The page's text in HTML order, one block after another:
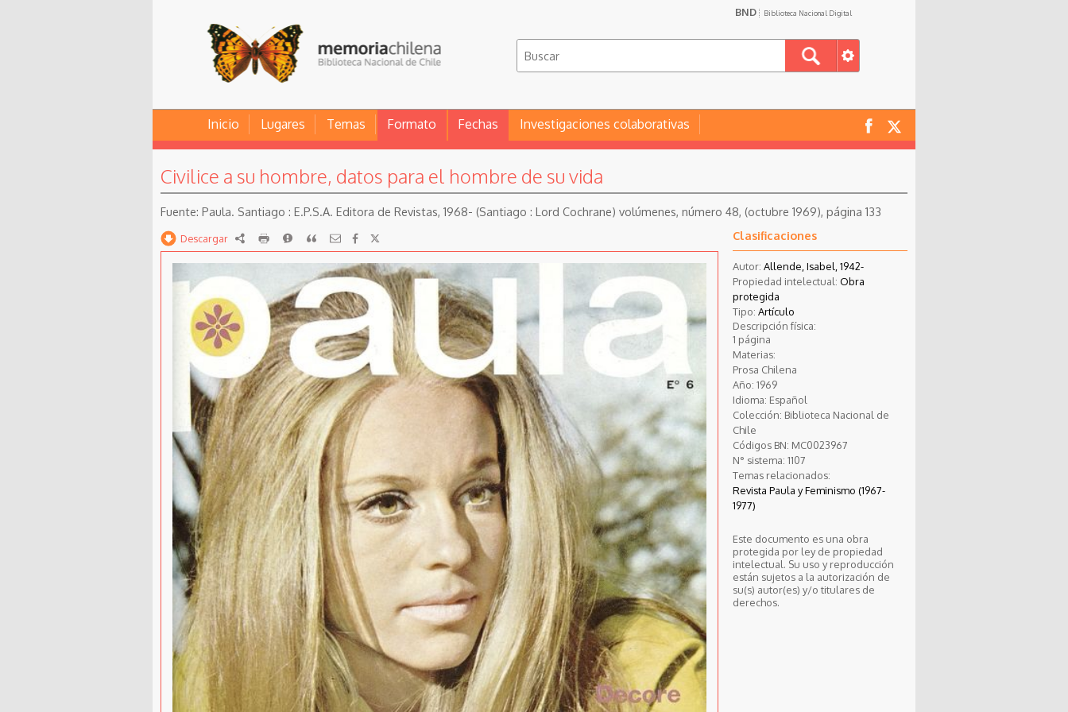
BND Biblioteca Nacional Digital
Inicio Lugares Temas Formato Fechas Investigaciones colaborativas
Civilice a su hombre, datos para el hombre de su vida
Paula. Santiago : E.P.S.A. Editora de Revistas, 1968- (Santiago : Lord Cochrane) volúmenes, número 48, (octubre 1969), página 133
Descargar RDF imprimirReportarCitar Clasificaciones
Autor: Allende, Isabel, 1942-
Propiedad intelectual: Obra
protegida
Tipo: Artículo
Descripción física:
1 página
Materias:
Prosa Chilena
Año: 1969
Idioma: Español
Colección: Biblioteca Nacional de
Chile
Códigos BN: MC0023967
N° sistema: 1107
Temas relacionados:
Revista Paula y Feminismo (1967-
1977)
Este documento es una obra
protegida por ley de propiedad
intelectual. Su uso y reproducción
están sujetos a la autorización de
su(s) autor(es) y/o titulares de
derechos.